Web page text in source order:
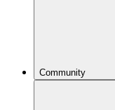
Community